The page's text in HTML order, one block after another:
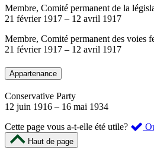
Membre, Comité permanent de la
21 février 1917 – 12 avril 1917
Membre, Comité permanent des voies
21 février 1917 – 12 avril 1917
Appartenance
Conservative Party
12 juin 1916 – 16 mai 1934
Cette page vous a-t-elle été utile?
Haut de page